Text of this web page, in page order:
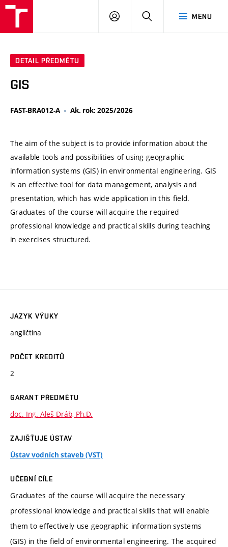
MENU
PŘIHLÁSIT
DETAIL PŘEDMĚTU
GIS
FAST-BRA012-A Ak. rok: 2025/2026
The aim of the subject is to provide information about the
available tools and possibilities of using geographic
information systems (GIS) in environmental engineering. GIS
is an effective tool for data management, analysis and
presentation, which has wide application in this field.
Graduates of the course will acquire the required
professional knowledge and practical skills during teaching
in exercises structured.
JAZYK VÝUKY
angličtina
POČET KREDITŮ
2
GARANT PŘEDMĚTU
doc. Ing. Aleš Dráb, Ph.D.
ZAJIŠŤUJE ÚSTAV
Ústav vodních staveb (VST)
UČEBNÍ CÍLE
Graduates of the course will acquire the necessary
professional knowledge and practical skills that will enable
them to effectively use geographic information systems
(GIS) in the field of environmental engineering. The acquired